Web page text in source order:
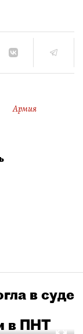
Армия
в суде
в ПНТ